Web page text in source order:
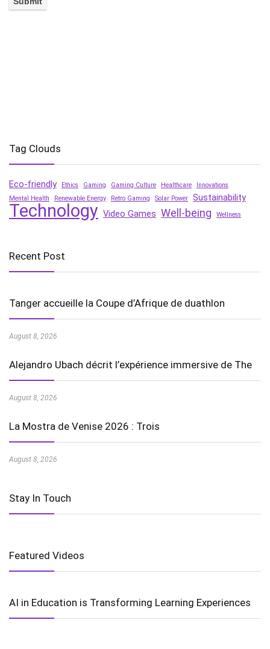
Tag Clouds
Eco-friendly Ethics Gaming Gaming Culture Healthcare
Innovations
Mental Health
Renewable Energy Retro Gaming Solar Power Sustainability
Technology Video Games Well-being Wellness
Recent Post
Tanger accueille la Coupe d’Afrique de duathlon
August 8, 2026
Alejandro Ubach décrit l’expérience immersive de The
August 8, 2026
La Mostra de Venise 2026 : Trois
August 8, 2026
Stay In Touch
Featured Videos
AI in Education is Transforming Learning Experiences